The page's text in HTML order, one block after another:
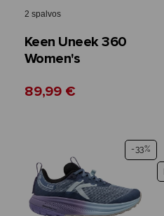
2 spalvos
Keen Uneek 360
Women's
89,99 €
-33%